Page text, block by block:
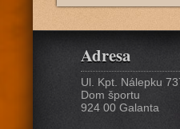
Adresa
Ul. Kpt. Nálepku
Dom športu
924 00 Galanta